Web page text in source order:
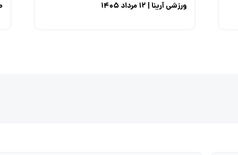
ورزشی آرینا | ۱۲ مرداد ۱۴۰۵